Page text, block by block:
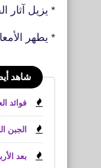
* يزيل آثار
* يطهر
شاهد
فوائد
الجبن
بعد